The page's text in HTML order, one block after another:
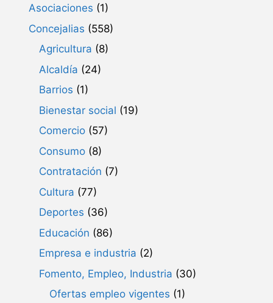
Asociaciones (1)
Concejalias (558)
Agricultura (8)
Alcaldía (24)
Barrios (1)
Bienestar social (19)
Comercio (57)
Consumo (8)
Contratación (7)
Cultura (77)
Deportes (36)
Educación (86)
Empresa e industria (2)
Fomento, Empleo, Industria (30)
Ofertas empleo vigentes (1)